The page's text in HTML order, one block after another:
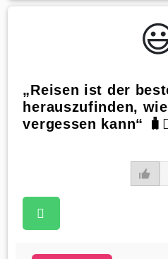
„Reisen ist der
herauszufinden,
vergessen kann“